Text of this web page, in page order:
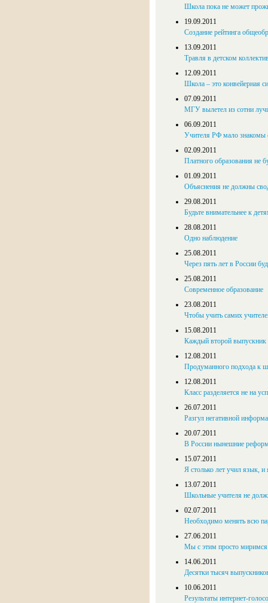
Школа пока не может
19.09.2011
Соз­да­ние рей­тин­га
13.09.2011
Травля в детском
12.09.2011
Школа – это конвейерная
07.09.2011
МГУ вылетел из сотни
06.09.2011
Учителя РФ мало знакомы
02.09.2011
Платного образования не
01.09.2011
Объяснения не должны
29.08.2011
Будьте внимательнее к
28.08.2011
Одно наблюдение
25.08.2011
Через пять лет в России
25.08.2011
Современное образование
23.08.2011
Чтобы учить самих
15.08.2011
Каждый второй выпускник
12.08.2011
Продуманного подхода к
12.08.2011
Класс разделяется не на
26.07.2011
Разгул негативной
20.07.2011
В России нынешние
15.07.2011
Я столько лет учил язык, и
13.07.2011
Школьные учителя не
02.07.2011
Необходимо менять всю
27.06.2011
Мы с этим просто миримся
14.06.2011
Десятки тысяч
10.06.2011
Результаты интернет-